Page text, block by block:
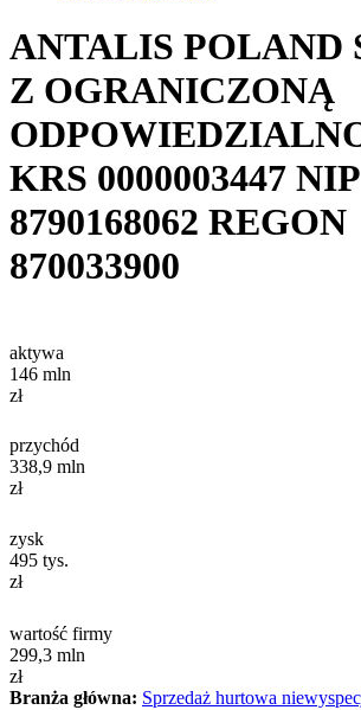
ANTALIS POLAND
Z OGRANICZONĄ
KRS 0000003447 NIP
8790168062 REGON
870033900
aktywa
146 mln
zł
przychód
338,9 mln
zł
zysk
495 tys.
zł
wartość firmy
299,3 mln
zł
Branża główna: Sprzedaż hurtowa